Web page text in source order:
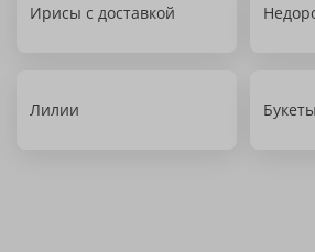
Ирисы с доставкой
Лилии